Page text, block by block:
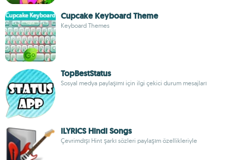
Cupcake Keyboard Theme
Keyboard Themes
TopBestStatus
Sosyal medya paylaşımı için ilgi çekici durum mesajları
iLYRICS Hindi Songs
Çevrimdışı Hint şarkı sözleri paylaşım özellikleriyle